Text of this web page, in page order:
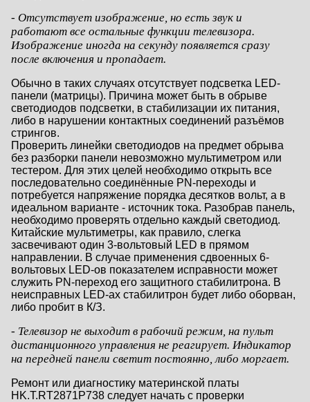
- Отсутствует изображение, но есть звук и
работают все остальные функции телевизора.
Изображение иногда на секунду появляется сразу
после включения и пропадает.
Обычно в таких случаях отсутствует подсветка LED-
панели (матрицы). Причина может быть в обрыве
светодиодов подсветки, в стабилизации их питания,
либо в нарушении контактных соединений разъёмов
стрингов.
Проверить линейки светодиодов на предмет обрыва
без разборки панели невозможно мультиметром или
тестером. Для этих целей необходимо открыть все
последовательно соединённые PN-переходы и
потребуется напряжение порядка десятков вольт, а в
идеальном варианте - источник тока. Разобрав панель,
необходимо проверять отдельно каждый светодиод.
Китайские мультиметры, как правило, слегка
засвечивают один 3-вольтовый LED в прямом
направлении. В случае применения сдвоенных 6-
вольтовых LED-ов показателем исправности может
служить PN-переход его защитного стабилитрона. В
неисправных LED-ах стабилитрон будет либо оборван,
либо пробит в К/З.
- Телевизор не выходит в рабочий режим, на пульт
дистанционного управления не реагирует. Индикатор
на передней панели светит постоянно, либо моргает.
Ремонт или диагностику материнской платы
HK.T.RT2871P738 следует начать с проверки